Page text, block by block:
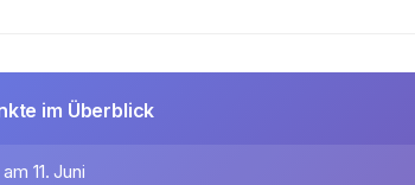
im Überblick
11. Juni